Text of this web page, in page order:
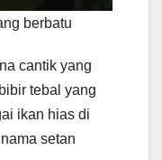
berbatu
cantik yang
tebal yang
ikan hias di
setan